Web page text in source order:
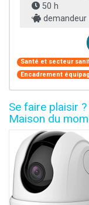
50 h
demandeur
Santé et secteur
Encadrement
Se faire plaisir
Maison du